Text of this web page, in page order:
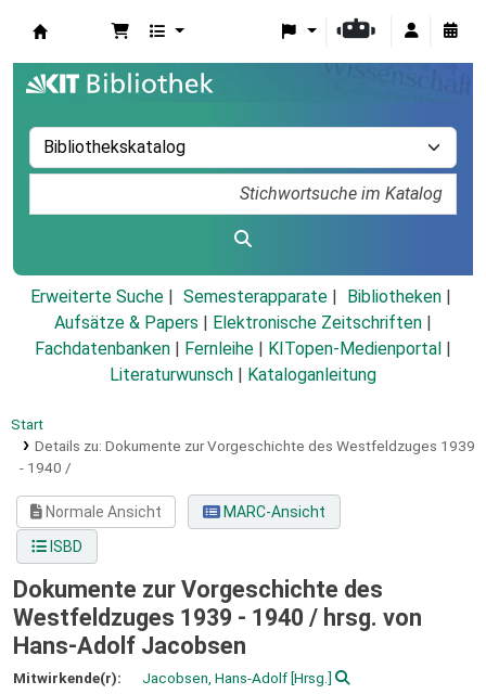
Erweiterte Suche Semesterapparate
Bibliotheken
Aufsätze & Papers
Elektronische Zeitschriften
Fachdatenbanken
Fernleihe KITopen-Medienportal
Literaturwunsch
Kataloganleitung
Start
Details zu: Dokumente zur Vorgeschichte des Westfeldzuges 1939
- 1940 /
Normale Ansicht
MARC-Ansicht
ISBD
Dokumente zur Vorgeschichte des
Westfeldzuges 1939 - 1940 / hrsg. von
Hans-Adolf Jacobsen
Mitwirkende(r): Jacobsen, Hans-Adolf [Hrsg.]